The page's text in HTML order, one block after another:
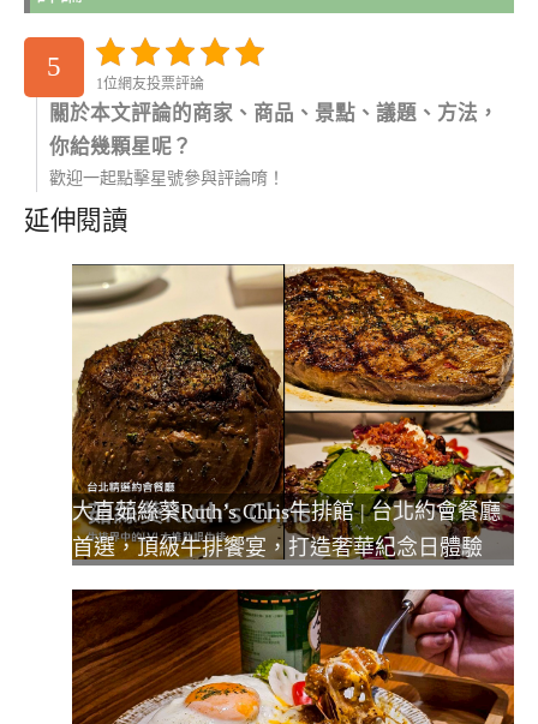
5
1位網友投票評論
關於本文評論的商家、商品、景點、議題、方法，
你給幾顆星呢？
歡迎一起點擊星號參與評論唷！
延伸閱讀
大直茹絲葵Ruth’s Chris牛排館 | 台北約會餐廳
首選，頂級牛排饗宴，打造奢華紀念日體驗